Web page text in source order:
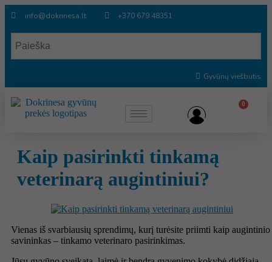
info@dokrinesa.lt +370 679 48351
Gyvūnų viešbutis
0
Kaip pasirinkti tinkamą
veterinarą augintiniui?
Vienas iš svarbiausių sprendimų, kurį turėsite priimti kaip augintinio
savininkas – tinkamo veterinaro pasirinkimas.